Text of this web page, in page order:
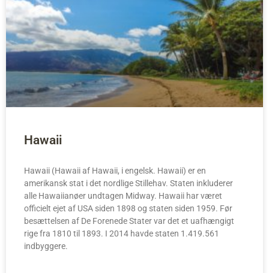
Hawaii
Hawaii (Hawaii af Hawaii, i engelsk. Hawaii) er en
amerikansk stat i det nordlige Stillehav. Staten inkluderer
alle Hawaiianøer undtagen Midway. Hawaii har været
officielt ejet af USA siden 1898 og staten siden 1959. Før
besættelsen af De Forenede Stater var det et uafhængigt
rige fra 1810 til 1893. I 2014 havde staten 1.419.561
indbyggere.